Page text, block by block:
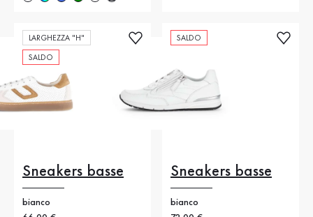
LARGHEZZA "H"
SALDO
Sneakers basse
bianco
SALDO
Sneakers basse
bianco